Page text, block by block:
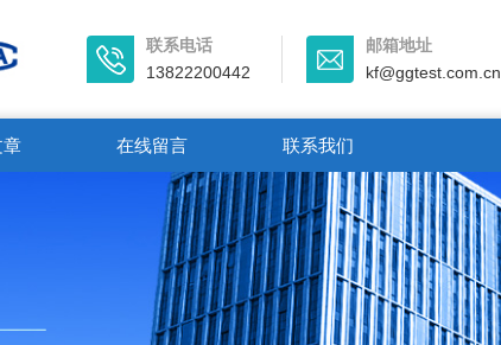
联系电话
13822200442
邮箱地址
kf@ggtest.com.cn
章 在线留言 联系我们